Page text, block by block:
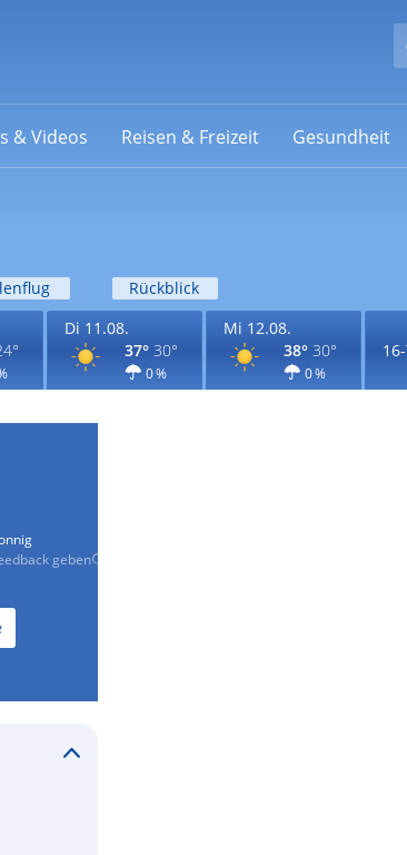
& Videos Reisen & Freizeit Gesundheit
Rückblick
Di 11.08.
37° 30°
0 %
Mi 12.08.
38° 30°
0 %
geben